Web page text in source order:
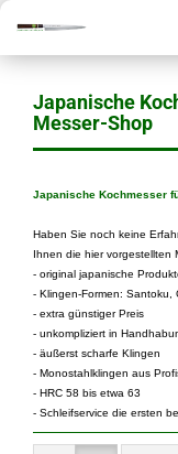
Japanische
Messer-Shop
Japanische Kochmesser
Haben Sie noch keine
Ihnen die hier vorgestellten
- original japanische
- Klingen-Formen: Santoku,
- extra günstiger Preis
- unkompliziert in
- äußerst scharfe Klingen
- Monostahlklingen aus
- HRC 58 bis etwa 63
- Schleifservice die ersten